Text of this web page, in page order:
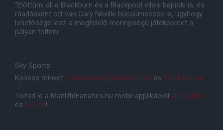
"Elõttünk áll a Blackburn és a Blackpool elleni bajnoki is, és
ráadásként ott van Gary Neville búcsúmeccse is, úgyhogy
lehetõsége lesz a megfelelõ mennyiségû játékpercet a
pályán tölteni."
Sky Sports
Kövess minket Facebookon, Instagramon és YouTube-on
is!
Töltsd le a ManUtdFanatics.hu mobil applikációt Androidra
és iOS-re!